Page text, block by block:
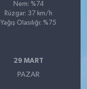
Nem: %74
Rüzgar: 37 km/h
Yağış Olasılığı: %75
29 MART
PAZAR